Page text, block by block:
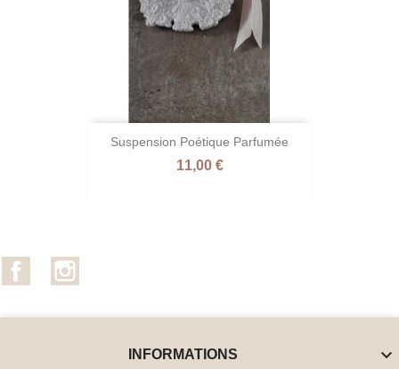
Suspension Poétique Parfumée
Prix
11,00 €
Facebook
INFORMATIONS 